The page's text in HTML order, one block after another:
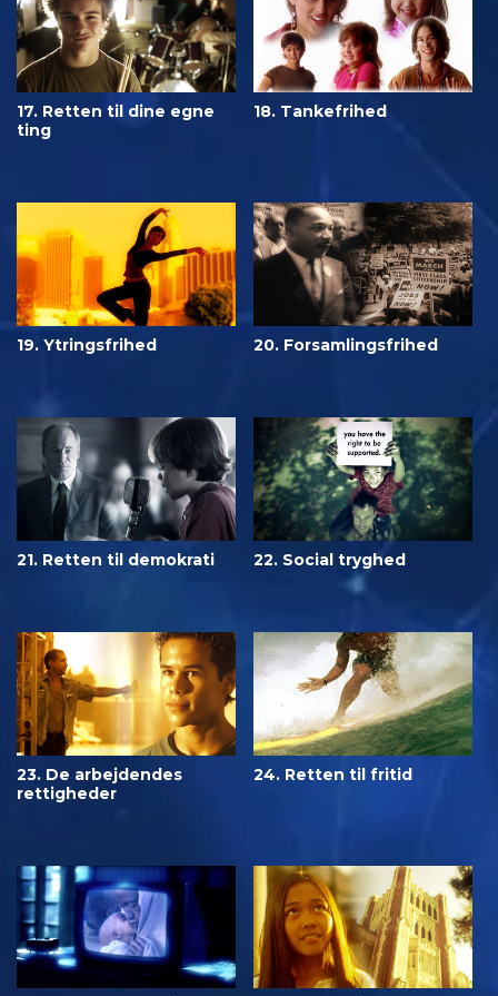
17. Retten til dine egne
ting
18. Tankefrihed
19. Ytringsfrihed 20. Forsamlingsfrihed
21. Retten til demokrati 22. Social tryghed
23. De arbejdendes
rettigheder
24. Retten til fritid